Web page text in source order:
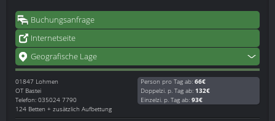
Buchungsanfrage
Internetseite
Geografische Lage
01847 Lohmen
OT Bastei
Telefon: 035024 7790
124 Betten + zusätzlich Aufbettung
Person pro Tag ab: 66€
Doppelzi. p. Tag ab: 132€
Einzelzi. p. Tag ab: 93€